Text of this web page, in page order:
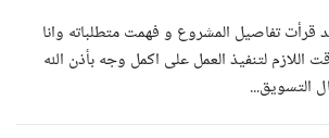
قرأت تفاصيل المشروع و فهمت متطلباته وانا
اللازم لتنفيذ العمل على اكمل وجه بأذن الله
التسويق...